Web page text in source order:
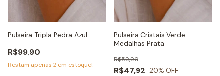
Pulseira Tripla Pedra Azul
R$99,90
Restam apenas 2 em estoque!
Pulseira Cristais Verde
Medalhas Prata
R$47,92
R$59,90
20% OFF